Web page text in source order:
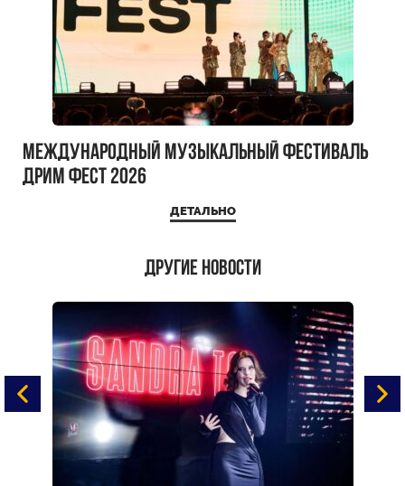
Международный музыкальный фестиваль
ДРИМ ФЕСТ 2026
ДЕТАЛЬНО
Другие новости